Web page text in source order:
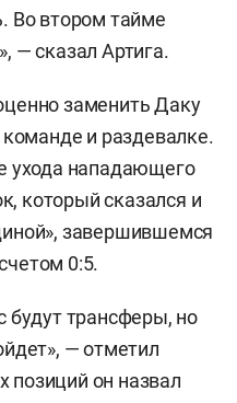
Во втором тайме
— сказал Артига.
заменить Даку
команде и раздевалке.
ухода нападающего
который сказался и
завершившемся
0:5.
будут трансферы, но
— отметил
он назвал